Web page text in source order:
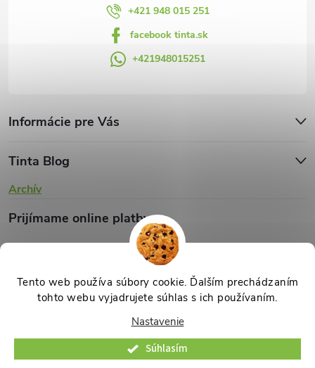
Tento web používa súbory cookie. Ďalším prechádzaním
tohto webu vyjadrujete súhlas s ich používaním.
Nastavenie
Súhlasím
+421 948 015 251
facebook tinta.sk
+421948015251
Informácie pre Vás
Tinta Blog
Archív
Prijímame online platby
Vytvoril Shoptet
TINTA.sk . Všetky práva vyhradené.
cookies